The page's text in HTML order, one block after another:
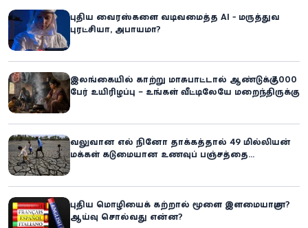
புதிய வைரஸ்களை வடிவமைத்த AI - மருத்துவ
புரட்சியா, அபாயமா?
இலங்கையில் காற்று மாசுபாட்டால் ஆண்டுக்கு 7,000
பேர் உயிரிழப்பு – உங்கள் வீட்டிலேயே மறைந்திருக்கும்
வலுவான எல் நினோ தாக்கத்தால் 49 மில்லியன்
மக்கள் கடுமையான உணவுப் பஞ்சத்தை
புதிய மொழியைக் கற்றால் மூளை இளமையாகுமா?
ஆய்வு சொல்வது என்ன?